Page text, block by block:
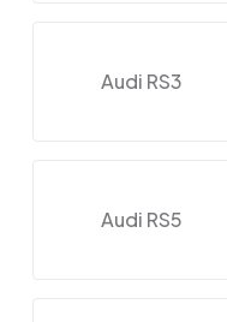
Audi RS3
Audi RS5